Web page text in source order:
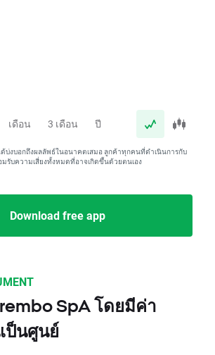
เดือน 3 เดือน ปี
บ่งบอกถึงผลลัพธ์ในอนาคตเสมอ ลูกค้าทุกคนที่ดำเนินการกับ
รับความเสี่ยงทั้งหมดที่อาจเกิดขึ้นด้วยตนเอง
Download free app
SpA โดยมีค่า
ป็นศูนย์